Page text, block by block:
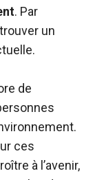
. Par
un
de
ces
à l’avenir,